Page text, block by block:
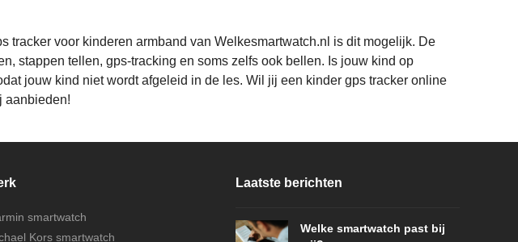
voor kinderen armband van Welkesmartwatch.nl is dit mogelijk. De
stappen tellen, gps-tracking en soms zelfs ook bellen. Is jouw kind op
jouw kind niet wordt afgeleid in de les. Wil jij een kinder gps tracker online
aanbieden!
smartwatch
Kors smartwatch
Laatste berichten
Welke smartwatch past bij